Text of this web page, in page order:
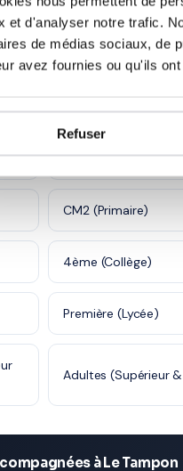
et d'analyser notre trafic.
de médias sociaux, de
avez fournies ou qu'ils
Refuser
Français à Le
CE1 (Primaire)
CM2 (Primaire)
4ème (Collège)
Première (Lycée)
Adultes (Supérieur
à Le Tampon